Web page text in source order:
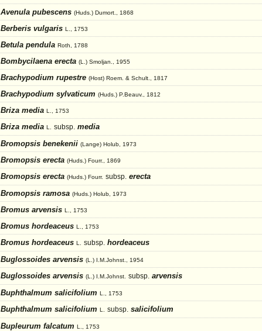
Avenula pubescens (Huds.) Dumort., 1868
Berberis vulgaris L., 1753
Betula pendula Roth, 1788
Bombycilaena erecta (L.) Smoljan., 1955
Brachypodium rupestre (Host) Roem. & Schult., 1817
Brachypodium sylvaticum (Huds.) P.Beauv., 1812
Briza media L., 1753
Briza media L. subsp. media
Bromopsis benekenii (Lange) Holub, 1973
Bromopsis erecta (Huds.) Fourr., 1869
Bromopsis erecta (Huds.) Fourr. subsp. erecta
Bromopsis ramosa (Huds.) Holub, 1973
Bromus arvensis L., 1753
Bromus hordeaceus L., 1753
Bromus hordeaceus L. subsp. hordeaceus
Buglossoides arvensis (L.) I.M.Johnst., 1954
Buglossoides arvensis (L.) I.M.Johnst. subsp. arvensis
Buphthalmum salicifolium L., 1753
Buphthalmum salicifolium L. subsp. salicifolium
Bupleurum falcatum L., 1753